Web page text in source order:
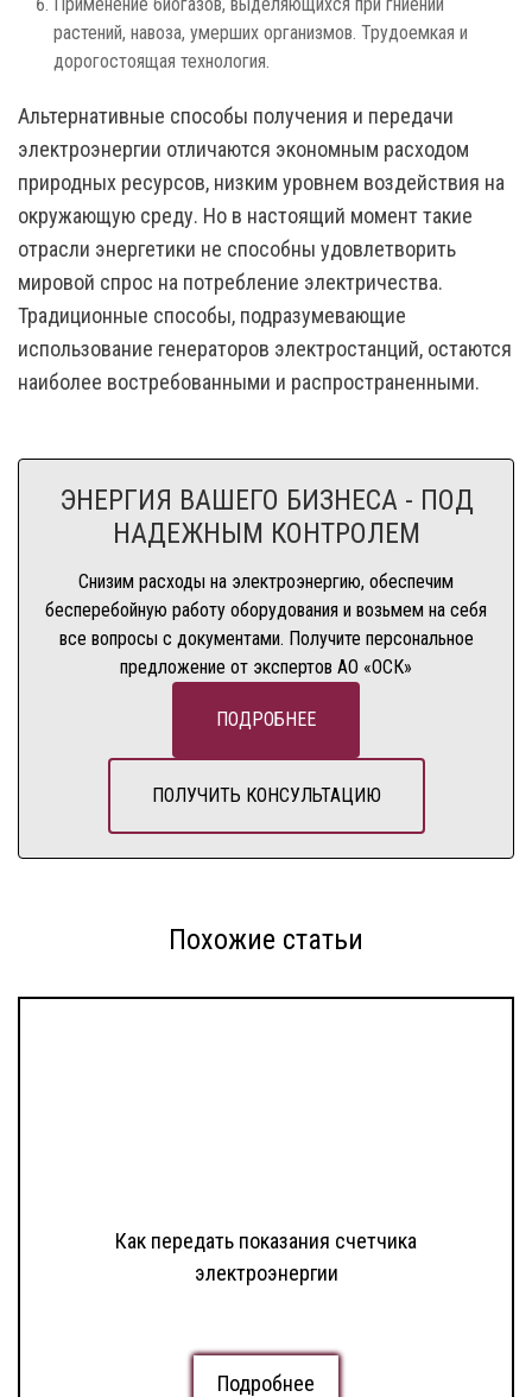
Применение биогазов, выделяющихся при гниении
растений, навоза, умерших организмов. Трудоемкая и
дорогостоящая технология.
Альтернативные способы получения и передачи
электроэнергии отличаются экономным расходом
природных ресурсов, низким уровнем воздействия на
окружающую среду. Но в настоящий момент такие
отрасли энергетики не способны удовлетворить
мировой спрос на потребление электричества.
Традиционные способы, подразумевающие
использование генераторов электростанций, остаются
наиболее востребованными и распространенными.
ЭНЕРГИЯ ВАШЕГО БИЗНЕСА - ПОД
НАДЕЖНЫМ КОНТРОЛЕМ
Снизим расходы на электроэнергию, обеспечим
бесперебойную работу оборудования и возьмем на себя
все вопросы с документами. Получите персональное
предложение от экспертов АО «ОСК»
ПОДРОБНЕЕ
ПОЛУЧИТЬ КОНСУЛЬТАЦИЮ
Похожие статьи
Как передать показания счетчика
электроэнергии
Подробнее